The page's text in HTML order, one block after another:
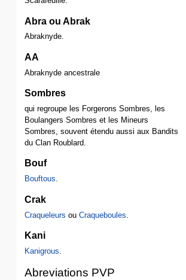
Abra ou Abrak
Abraknyde.
AA
Abraknyde ancestrale
Sombres
qui regroupe les Forgerons Sombres, les
Boulangers Sombres et les Mineurs
Sombres, souvent étendu aussi aux Bandits
du Clan Roublard.
Bouf
Bouftous.
Crak
Craqueleurs ou Craqueboules
Kani
Kanigrous.
Abreviations PVP